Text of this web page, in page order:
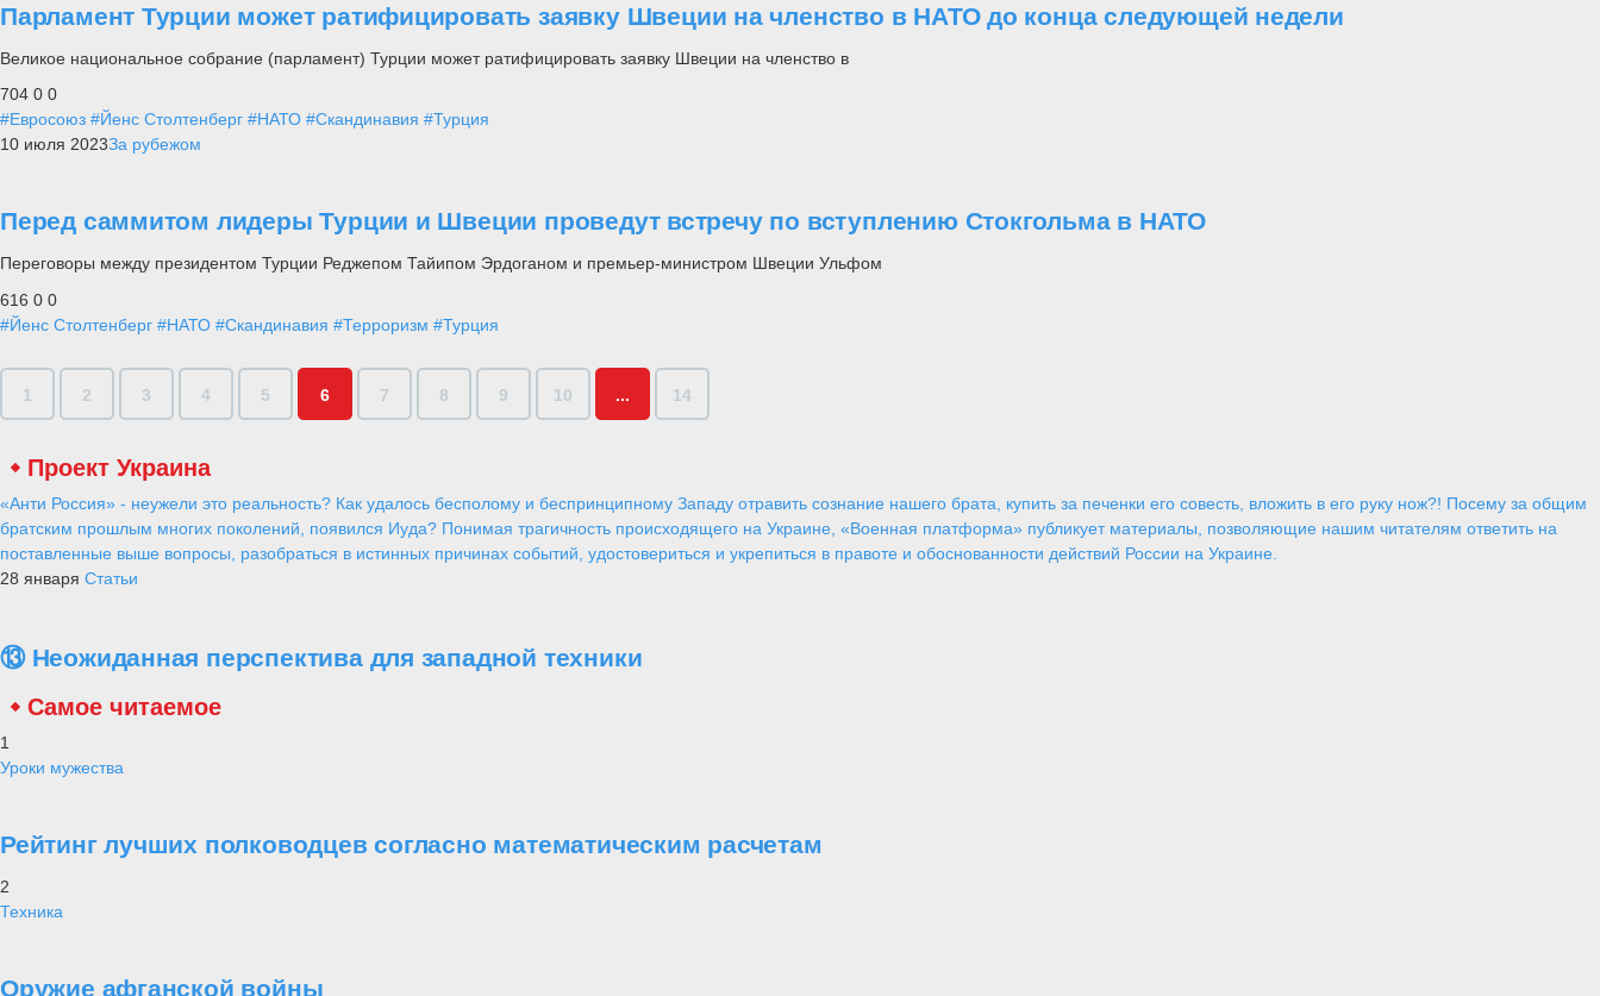
Парламент Турции может ратифицировать заявку Швеции на членство в НАТО до конца следующей недели
Великое национальное собрание (парламент) Турции может ратифицировать заявку Швеции на членство в
704 0 0
#Евросоюз #Йенс Столтенберг #НАТО #Скандинавия #Турция
10 июля 2023За рубежом
Перед саммитом лидеры Турции и Швеции проведут встречу по вступлению Стокгольма в НАТО
Переговоры между президентом Турции Реджепом Тайипом Эрдоганом и премьер-министром Швеции Ульфом
616 0 0
#Йенс Столтенберг #НАТО #Скандинавия #Терроризм #Турция
1 2 3 4 5 6 7 8 9 10 ... 14
Проект Украина
«Анти Россия» - неужели это реальность? Как удалось бесполому и беспринципному Западу отравить сознание нашего брата, купить за печенки его совесть, вложить в его руку нож?! Посему за общим
братским прошлым многих поколений, появился Иуда? Понимая трагичность происходящего на Украине, «Военная платформа» публикует материалы, позволяющие нашим читателям ответить на
поставленные выше вопросы, разобраться в истинных причинах событий, удостовериться и укрепиться в правоте и обоснованности действий России на Украине.
28 января Статьи
⑬ Неожиданная перспектива для западной техники
Самое читаемое
1
Уроки мужества
Рейтинг лучших полководцев согласно математическим расчетам
2
Техника
Оружие афганской войны